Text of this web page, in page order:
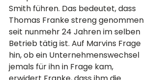
Smith führen. Das bedeutet, dass
Thomas Franke streng genommen
seit nunmehr 24 Jahren im selben
Betrieb tätig ist. Auf Marvins Frage
hin, ob ein Unternehmenswechsel
jemals für ihn in Frage kam,